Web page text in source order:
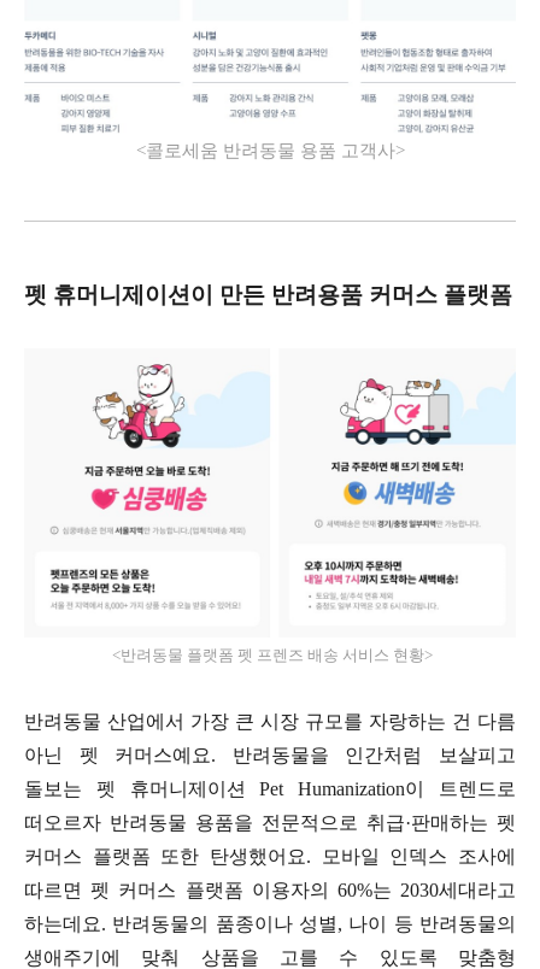
<콜로세움 반려동물 용품 고객사>
펫 휴머니제이션이 만든 반려용품 커머스 플랫폼
<반려동물 플랫폼 펫 프렌즈 배송 서비스 현황>
반려동물 산업에서 가장 큰 시장 규모를 자랑하는 건 다름
아닌 펫 커머스예요. 반려동물을 인간처럼 보살피고
돌보는 펫 휴머니제이션
Pet Humanization이 트렌드로
떠오르자 반려동물 용품을 전문적으로 취급·판매하는 펫
커머스 플랫폼 또한 탄생했어요.
모바일 인덱스 조사에
따르면 펫 커머스 플랫폼 이용자의
60%는 2030세대라고
하는데요. 반려동물의 품종이나 성별, 나이 등 반려동물의
생애주기에 맞춰 상품을 고를 수 있도록 맞춤형